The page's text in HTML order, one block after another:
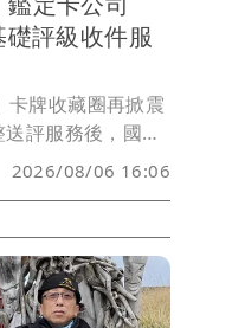
礎評級收件服
卡牌收藏圈再掀震
評服務後，國際
Grading
警宣布，即日起
方案，預計最快
件，引發全球卡
2026/08/06 16:06